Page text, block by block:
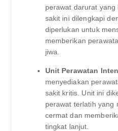
perawat darurat
sakit ini dilengkapi
diperlukan untuk
memberikan
jiwa.
Unit Perawatan
menyediakan
sakit kritis. Unit ini
perawat terlatih yang
cermat dan
tingkat lanjut.